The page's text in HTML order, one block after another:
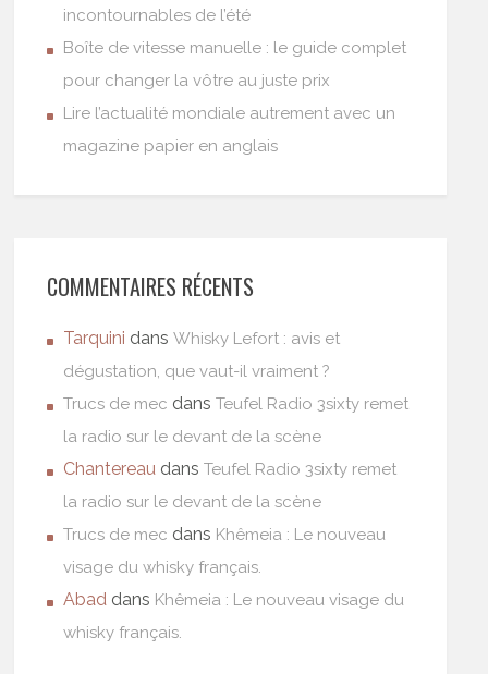
incontournables de l’été
Boîte de vitesse manuelle : le guide complet
pour changer la vôtre au juste prix
Lire l’actualité mondiale autrement avec un
magazine papier en anglais
COMMENTAIRES RÉCENTS
Tarquini dansWhisky Lefort : avis et
dégustation, que vaut-il vraiment ?
Trucs de mec dansTeufel Radio 3sixty remet
la radio sur le devant de la scène
Chantereau dansTeufel Radio 3sixty remet
la radio sur le devant de la scène
Trucs de mec dans Khêmeia : Le nouveau
visage du whisky français.
Abad dans Khêmeia : Le nouveau visage du
whisky français.